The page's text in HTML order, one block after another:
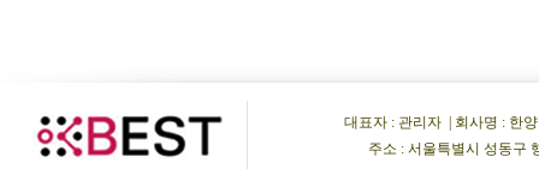
대표자 : 관리자 | 회사명 : 한양
주소 : 서울특별시 성동구